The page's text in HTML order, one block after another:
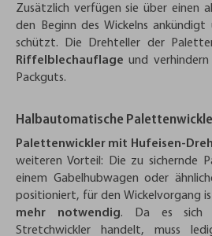
Zusätzlich verfügen sie über einen
den Beginn des Wickelns
schützt. Die Drehteller der
Riffelblechauflage und verhindern
Packguts.
Halbautomatische
Palettenwickler mit Hufeisen-
weiteren Vorteil: Die zu sichernde
einem Gabelhubwagen oder
positioniert, für den Wickelvorgang
mehr notwendig. Da es sich
Stretchwickler handelt, muss